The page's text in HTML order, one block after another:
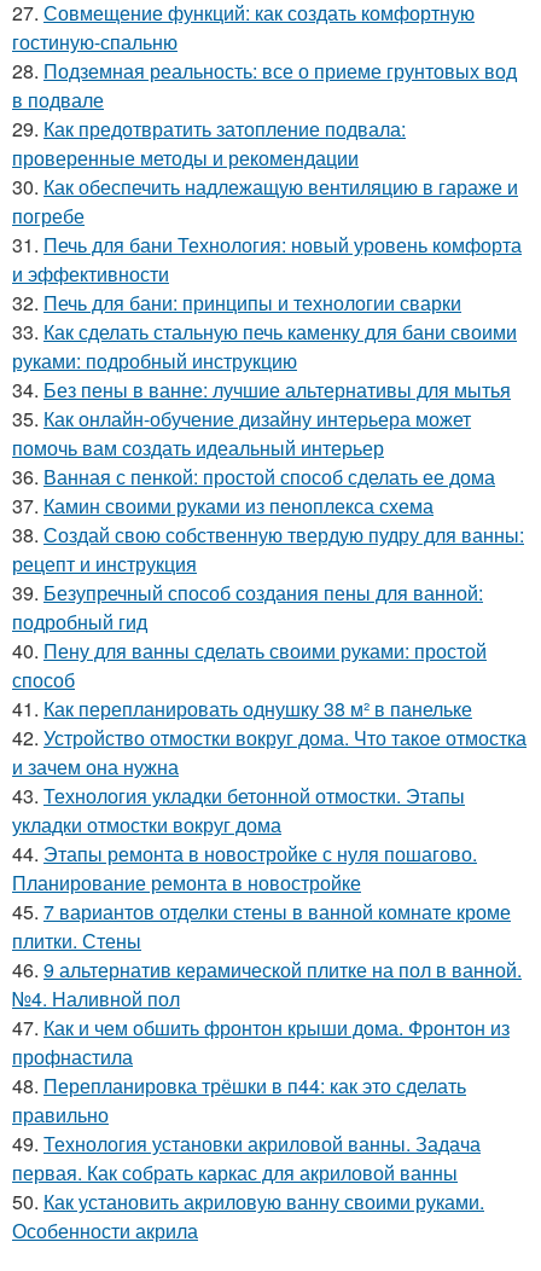
27. Совмещение функций: как создать комфортную
гостиную-спальню
28. Подземная реальность: все о приеме грунтовых вод
в подвале
29. Как предотвратить затопление подвала:
проверенные методы и рекомендации
30. Как обеспечить надлежащую вентиляцию в гараже и
погребе
31. Печь для бани Технология: новый уровень комфорта
и эффективности
32. Печь для бани: принципы и технологии сварки
33. Как сделать стальную печь каменку для бани своими
руками: подробный инструкцию
34. Без пены в ванне: лучшие альтернативы для мытья
35. Как онлайн-обучение дизайну интерьера может
помочь вам создать идеальный интерьер
36. Ванная с пенкой: простой способ сделать ее дома
37. Камин своими руками из пеноплекса схема
38. Создай свою собственную твердую пудру для ванны:
рецепт и инструкция
39. Безупречный способ создания пены для ванной:
подробный гид
40. Пену для ванны сделать своими руками: простой
способ
41. Как перепланировать однушку 38 м² в панельке
42. Устройство отмостки вокруг дома. Что такое отмостка
и зачем она нужна
43. Технология укладки бетонной отмостки. Этапы
укладки отмостки вокруг дома
44. Этапы ремонта в новостройке с нуля пошагово.
Планирование ремонта в новостройке
45. 7 вариантов отделки стены в ванной комнате кроме
плитки. Стены
46. 9 альтернатив керамической плитке на пол в ванной.
№4. Наливной пол
47. Как и чем обшить фронтон крыши дома. Фронтон из
профнастила
48. Перепланировка трёшки в п44: как это сделать
правильно
49. Технология установки акриловой ванны. Задача
первая. Как собрать каркас для акриловой ванны
50. Как установить акриловую ванну своими руками.
Особенности акрила